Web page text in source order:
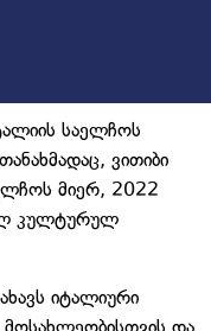
საელჩოს
ვითიბი
მიერ, 2022
კულტურულ
იტალიური